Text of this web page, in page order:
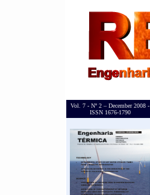
Vol. 7 - Nº 2 – December 2008 -
ISSN 1676-1790